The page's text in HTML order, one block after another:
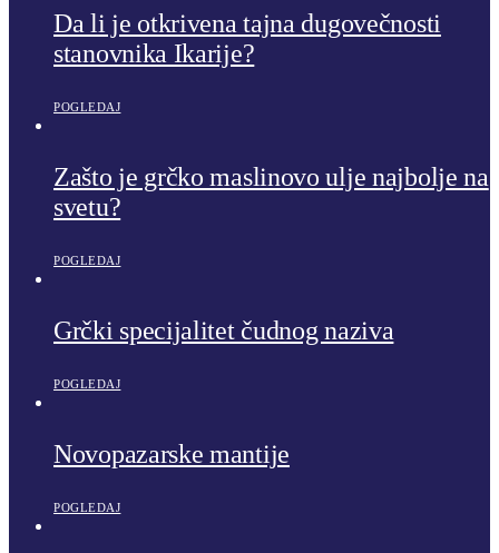
Da li je otkrivena tajna dugovečnosti
stanovnika Ikarije?
POGLEDAJ
Zašto je grčko maslinovo ulje najbolje na
svetu?
POGLEDAJ
Grčki specijalitet čudnog naziva
POGLEDAJ
Novopazarske mantije
POGLEDAJ